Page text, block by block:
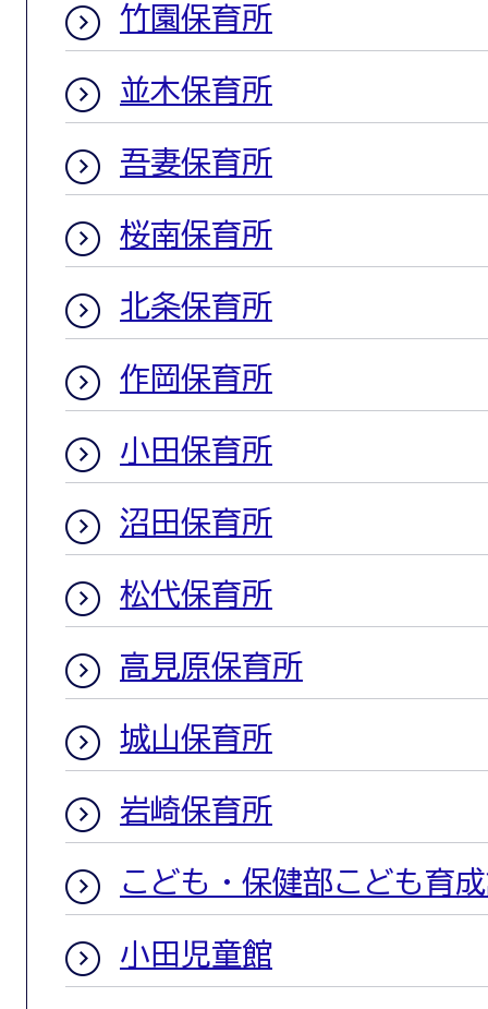
竹園保育所
並木保育所
吾妻保育所
桜南保育所
北条保育所
作岡保育所
小田保育所
沼田保育所
松代保育所
高見原保育所
城山保育所
岩崎保育所
こども・保健部こども育
小田児童館